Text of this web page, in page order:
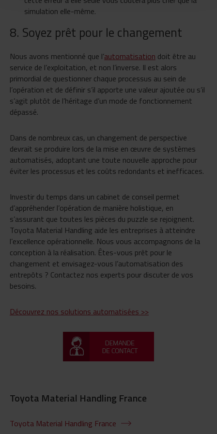
simulation elle-même.
8. Soyez prêt pour le changement
Nous avons mentionné que l’automatisation doit être au
service de l’exploitation, et non l’inverse. Il est alors
primordial de questionner chaque processus au sein de
l’opération et de définir s’il apporte une valeur ajoutée ou s’il
s’agit plutôt de l’héritage d’un mode de fonctionnement
dépassé.
Dans de nombreux cas, un changement de perspective
devrait se produire lors de la mise en œuvre de systèmes
automatisés, adoptant une toute nouvelle approche pour
éviter les processus et les coûts redondants et inefficaces.
Investir du temps dans un cabinet de conseil permet
d’appréhender l’opération de manière holistique, en
s’assurant que toutes les pièces du puzzle se rejoignent.
Toyota Material Handling aide les entreprises à atteindre
l’excellence opérationnelle. Nous vous accompagnons de la
conception à la réalisation. Êtes-vous prêt pour le
changement et envisagez-vous l’automatisation des
entrepôts ? Contactez nos experts pour discuter de vos
besoins.
Découvrez nos solutions automatisées >>
Toyota Material Handling France
Toyota Material Handling France